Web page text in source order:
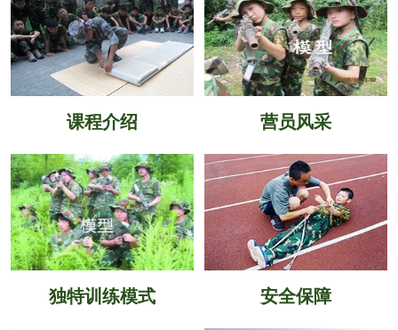
课程介绍 营员风采
独特训练模式 安全保障